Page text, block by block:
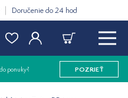
Doručenie do 24 hod
ponuky? POZRIEŤ